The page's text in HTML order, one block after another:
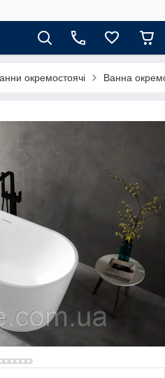
окремостоячі Ванна